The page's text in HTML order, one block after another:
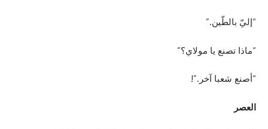
“إليّ بالطّين.”
“ماذا تصنع يا مولاي؟”
“أصنع شعبا آخر.”!
العصر